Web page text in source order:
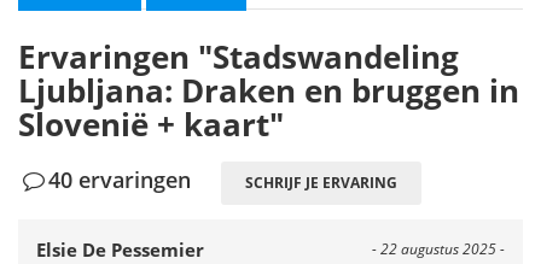
Ervaringen "Stadswandeling
Ljubljana: Draken en bruggen in
Slovenië + kaart"
40 ervaringen SCHRIJF JE ERVARING
- 22 augustus 2025 -
Elsie De Pessemier